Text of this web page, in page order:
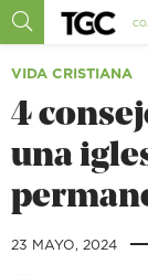
VIDA CRISTIANA
4
una
23 MAYO, 2024 |